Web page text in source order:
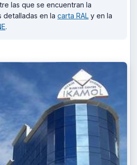
las que se encuentran la
detalladas en lacarta RAL y en la
.